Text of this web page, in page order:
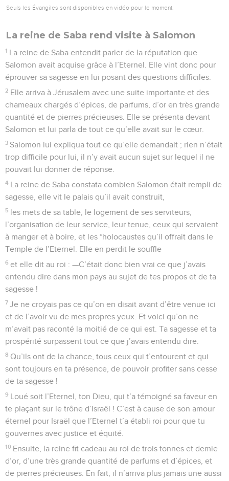
Seuls les Évangiles sont disponibles en vidéo pour le moment.
La reine de Saba rend visite à Salomon
1 La reine de Saba entendit parler de la réputation que
Salomon avait acquise grâce à l’Eternel. Elle vint donc pour
éprouver sa sagesse en lui posant des questions difficiles.
2 Elle arriva à Jérusalem avec une suite importante et des
chameaux chargés d’épices, de parfums, d’or en très grande
quantité et de pierres précieuses. Elle se présenta devant
Salomon et lui parla de tout ce qu’elle avait sur le cœur.
3 Salomon lui expliqua tout ce qu’elle demandait ; rien n’était
trop difficile pour lui, il n’y avait aucun sujet sur lequel il ne
pouvait lui donner de réponse.
4 La reine de Saba constata combien Salomon était rempli de
sagesse, elle vit le palais qu’il avait construit,
5 les mets de sa table, le logement de ses serviteurs,
l’organisation de leur service, leur tenue, ceux qui servaient
à manger et à boire, et les *holocaustes qu’il offrait dans le
Temple de l’Eternel. Elle en perdit le souffle
6 et elle dit au roi : —C’était donc bien vrai ce que j’avais
entendu dire dans mon pays au sujet de tes propos et de ta
sagesse !
7 Je ne croyais pas ce qu’on en disait avant d’être venue ici
et de l’avoir vu de mes propres yeux. Et voici qu’on ne
m’avait pas raconté la moitié de ce qui est. Ta sagesse et ta
prospérité surpassent tout ce que j’avais entendu dire.
8 Qu’ils ont de la chance, tous ceux qui t’entourent et qui
sont toujours en ta présence, de pouvoir profiter sans cesse
de ta sagesse !
9 Loué soit l’Eternel, ton Dieu, qui t’a témoigné sa faveur en
te plaçant sur le trône d’Israël ! C’est à cause de son amour
éternel pour Israël que l’Eternel t’a établi roi pour que tu
gouvernes avec justice et équité.
10 Ensuite, la reine fit cadeau au roi de trois tonnes et demie
d’or, d’une très grande quantité de parfums et d’épices, et
de pierres précieuses. En fait, il n’arriva plus jamais une aussi